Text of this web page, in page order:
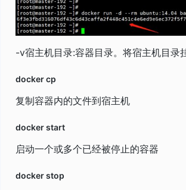
-v宿主机目录:容器目录。将宿主机目录
docker cp
复制容器内的文件到宿主机
docker start
启动一个或多个已经被停止的容器
docker stop